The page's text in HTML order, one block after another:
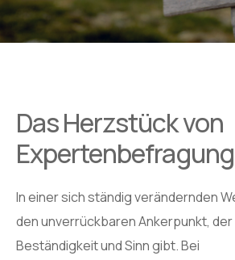
Das Herzstück von
In einer sich ständig verändernden
den unverrückbaren Ankerpunkt,
Beständigkeit und Sinn gibt. Bei